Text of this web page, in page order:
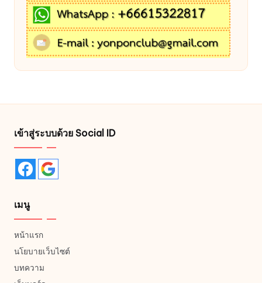
เข้าสู่ระบบด้วย Social ID
เมนู
หน้าแรก
นโยบายเว็บไซต์
บทความ